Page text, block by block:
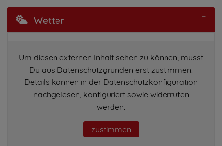
Wetter
Um diesen externen Inhalt sehen zu können, musst
Du aus Datenschutzgründen erst zustimmen.
Details können in der Datenschutzkonfiguration
nachgelesen, konfiguriert sowie widerrufen
werden.
zustimmen